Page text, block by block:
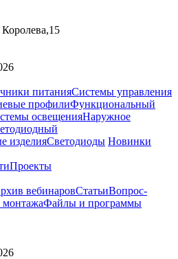
питанияСистемы управления
профилиФункциональный
освещенияНаружное
изделияСветодиоды Новинки
Проекты
вебинаровСтатьиВопрос-
Файлы и программы